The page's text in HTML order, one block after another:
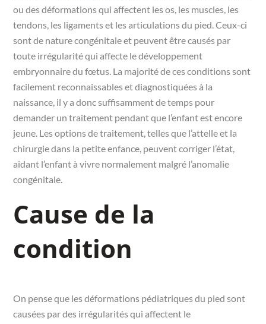
ou des déformations qui affectent les os, les muscles, les
tendons, les ligaments et les articulations du pied. Ceux-ci
sont de nature congénitale et peuvent être causés par
toute irrégularité qui affecte le développement
embryonnaire du fœtus. La majorité de ces conditions sont
facilement reconnaissables et diagnostiquées à la
naissance, il y a donc suffisamment de temps pour
demander un traitement pendant que l’enfant est encore
jeune. Les options de traitement, telles que l’attelle et la
chirurgie dans la petite enfance, peuvent corriger l’état,
aidant l’enfant à vivre normalement malgré l’anomalie
congénitale.
Cause de la
condition
On pense que les déformations pédiatriques du pied sont
causées par des irrégularités qui affectent le